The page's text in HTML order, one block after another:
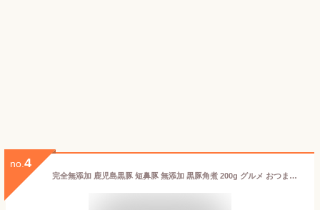
no. 4
完全無添加 鹿児島黒豚 短鼻豚 無添加 黒豚角煮 200g グルメ おつまみ お取り寄せ 肉 豚肉 贈答 ギフト 贈り物 御節 絶品 晩ごはん 惣菜 おかず 通販 国産 九州 黒豚 美味しい 高級 おいしい 鹿児島 冷凍 豚 同梱 無添加食品 無添加惣菜